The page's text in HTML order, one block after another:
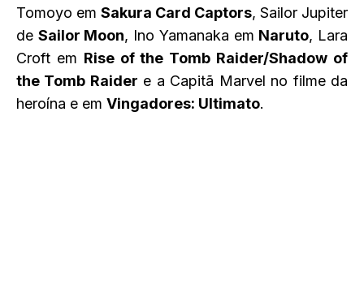
Tomoyo em Sakura Card Captors, Sailor Jupiter
de Sailor Moon, Ino Yamanaka em Naruto, Lara
Croft em Rise of the Tomb Raider/Shadow of
the Tomb Raider e a Capitã Marvel no filme da
heroína e em Vingadores: Ultimato.